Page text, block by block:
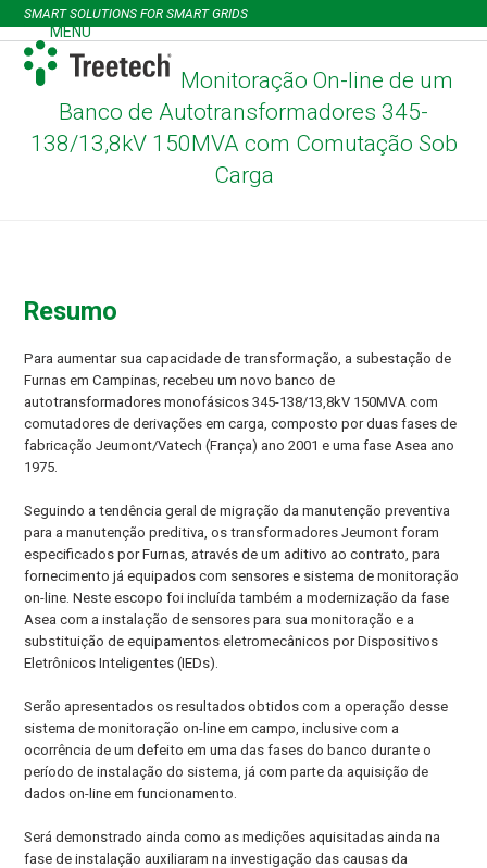
Skip
to
content
SMART SOLUTIONS FOR SMART GRIDS
MENU
Open
mobile
menu
Close
mobile
menu
Monitoração On-line de um
Banco de Autotransformadores 345-
138/13,8kV 150MVA com Comutação Sob
Carga
Resumo
Para aumentar sua capacidade de transformação, a subestação de
Furnas em Campinas, recebeu um novo banco de
autotransformadores monofásicos 345-138/13,8kV 150MVA com
comutadores de derivações em carga, composto por duas fases de
fabricação Jeumont/Vatech (França) ano 2001 e uma fase Asea ano
1975.
Seguindo a tendência geral de migração da manutenção preventiva
para a manutenção preditiva, os transformadores Jeumont foram
especificados por Furnas, através de um aditivo ao contrato, para
fornecimento já equipados com sensores e sistema de monitoração
on-line. Neste escopo foi incluída também a modernização da fase
Asea com a instalação de sensores para sua monitoração e a
substituição de equipamentos eletromecânicos por Dispositivos
Eletrônicos Inteligentes (IEDs).
Serão apresentados os resultados obtidos com a operação desse
sistema de monitoração on-line em campo, inclusive com a
ocorrência de um defeito em uma das fases do banco durante o
período de instalação do sistema, já com parte da aquisição de
dados on-line em funcionamento.
Será demonstrado ainda como as medições aquisitadas ainda na
fase de instalação auxiliaram na investigação das causas da